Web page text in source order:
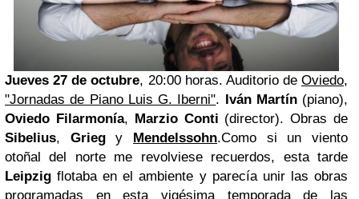
Jueves 27 de octubre, 20:00 horas. Auditorio de Oviedo,
"Jornadas de Piano Luis G. Iberni". Iván Martín(piano),
Oviedo Filarmonía, Marzio Conti (director). Obras de
Sibelius, Griegy Mendelssohn.Como si un viento
otoñal del norte me revolviese recuerdos, esta tarde
Leipzig flotaba en el ambiente y parecía unir las obras
programadas en esta vigésima temporada de las